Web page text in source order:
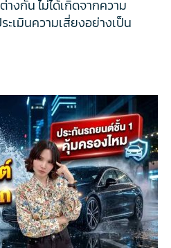
งกัน ไม่ได้เกิดจากความ
เมินความเสี่ยงอย่างเป็น